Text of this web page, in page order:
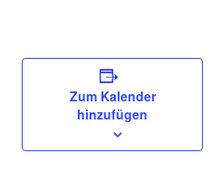
Zum Kalender
hinzufügen